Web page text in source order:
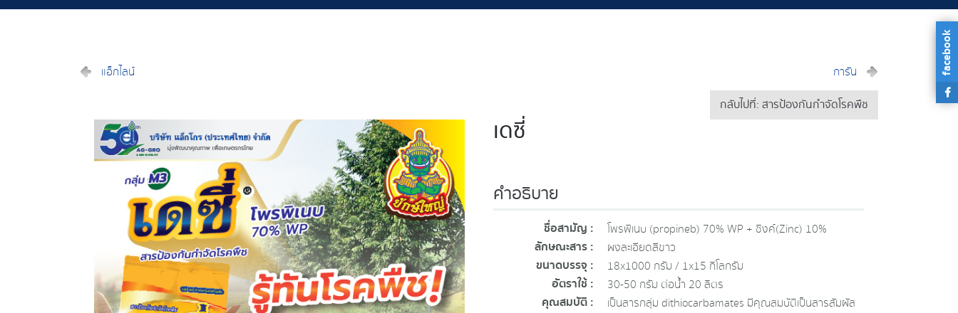
แอ็กไลน์ การัน
กลับไปที่: สารป้องกันกำจัดโรคพืช
เดซี่
คำอธิบาย
ชื่อสามัญ : โพรพิเนบ (propineb) 70% WP + ซิงค์ (Zinc) 10%
ลักษณะสาร : ผงละเอียดสีขาว
ขนาดบรรจุ : 18x1000 กรัม / 1x15 กิโลกรัม
อัตราใช้ : 30-50 กรัม ต่อน้ำ 20 ลิตร
คุณสมบัติ :
เป็นสารกลุ่ม dithiocarbamates มีคุณสมบัติเป็นสารสัมผัส
facebook